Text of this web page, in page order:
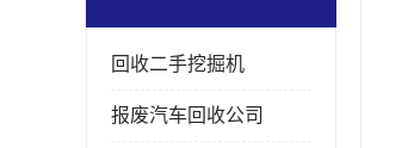
回收二手挖掘机
报废汽车回收公司